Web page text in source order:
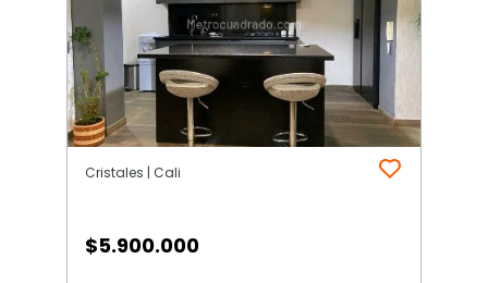
Cristales | Cali
$5.900.000